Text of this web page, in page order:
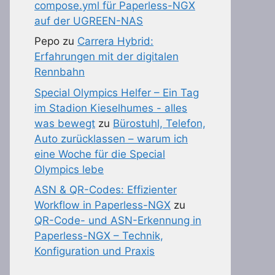
compose.yml für Paperless-NGX
auf der UGREEN-NAS
Pepo zu Carrera Hybrid:
Erfahrungen mit der digitalen
Rennbahn
Special Olympics Helfer – Ein Tag
im Stadion Kieselhumes - alles
was bewegt zu Bürostuhl, Telefon,
Auto zurücklassen – warum ich
eine Woche für die Special
Olympics lebe
ASN & QR-Codes: Effizienter
Workflow in Paperless-NGX zu
QR-Code- und ASN-Erkennung in
Paperless-NGX – Technik,
Konfiguration und Praxis